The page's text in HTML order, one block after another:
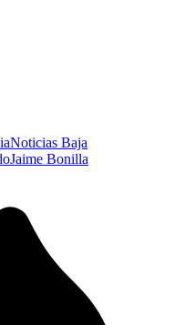
Noticias Baja
Jaime Bonilla